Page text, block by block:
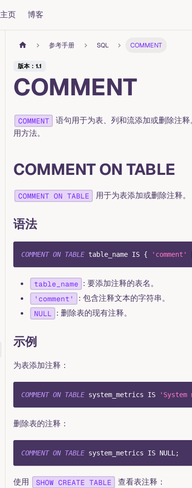
主页 博客
参考手册 SQL COMMENT
版本：1.1
COMMENT
COMMENT
语句用于为表、列和流添加或删除注
用方法。
COMMENT ON TABLE
COMMENT ON TABLE 用于为表添加或删除注释。
语法
COMMENT ON TABLE table_name IS { 'comment'
table_name : 要添加注释的表名。
'comment' : 包含注释文本的字符串。
NULL : 删除表的现有注释。
示例
为表添加注释：
COMMENT ON TABLE system_metrics IS
删除表的注释：
COMMENT ON TABLE system_metrics IS NULL ;
使用 SHOW CREATE TABLE 查看表注释：